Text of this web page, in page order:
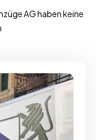
AG haben keine